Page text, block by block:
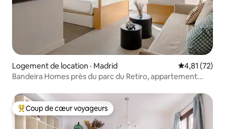
Logement de location · Madrid Note
4,81 (72)
Bandeira Homes près du parc du Retiro, appartement...
Coup de cœur voyageurs parmi les plus aimés
Coup de cœur voyageurs